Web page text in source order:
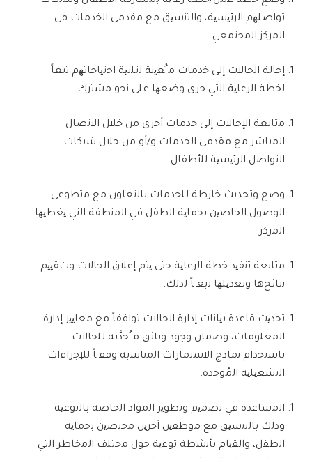
ﺗواﺻﻠﮭم اﻟرﺋﯾﺳﯾﺔ، واﻟﺗﻧﺳﯾﻖ ﻣﻊ ﻣﻘدﻣﻲ اﻟﺧدﻣﺎت ﻓﻲ
اﻟﻣرﻛز اﻟﻣﺟﺗﻣﻌﻲ
إﺣﺎﻟﺔ اﻟﺣﺎﻻت إﻟﻰ ﺧدﻣﺎت ﻣ ُﻌﯾﻧﺔ ﻟﺗﻠﺑﯾﺔ اﺣﺗﯾﺎﺟﺎﺗﮭم ﺗﺑﻌﺎً
ﻟﺧطﺔ اﻟرﻋﺎﯾﺔ اﻟﺗﻲ ﺟرى وﺿﻌﮭﺎ ﻋﻠﻰ ﻧﺣو ﻣﺷﺗرك.
ﻣﺗﺎﺑﻌﺔ اﻹﺣﺎﻻت إﻟﻰ ﺧدﻣﺎت أﺧرى ﻣن ﺧﻼل اﻻﺗﺻﺎل
اﻟﻣﺑﺎﺷر ﻣﻊ ﻣﻘدﻣﻲ اﻟﺧدﻣﺎت و/أو ﻣن ﺧﻼل ﺷﺑﻛﺎت
اﻟﺗواﺻل اﻟرﺋﯾﺳﯾﺔ ﻟﻸطﻔﺎل
وﺿﻊ وتحديث ﺧﺎرطﺔ ﻟﻠﺧدﻣﺎت ﺑﺎﻟﺗﻌﺎون ﻣﻊ ﻣﺗطوﻋﻲ
اﻟوﺻول اﻟﺧﺎﺻﯾن ﺑﺣﻣﺎﯾﺔ اﻟطﻔل ﻓﻲ اﻟﻣﻧطﻘﺔ اﻟﺗﻲ ﯾﻐطﯾﮭﺎ
اﻟﻣرﻛز
ﻣﺗﺎﺑﻌﺔ ﺗﻧﻔﯾذ ﺧطﺔ اﻟرﻋﺎﯾﺔ ﺣﺗﻰ ﯾﺗم إﻏﻼق اﻟﺣﺎﻻت وتﻘﯾﯾم
ﻧﺗﺎﺋﺞها وﺗﻌدﯾﻠﮭﺎ ﺗﺑﻌ ﺎً ﻟذﻟك.
ﺗﺣدﯾث ﻗﺎﻋدة ﺑﯾﺎﻧﺎت إدارة اﻟﺣﺎﻻت ﺗواﻓﻘﺎً ﻣﻊ ﻣﻌﺎﯾﯾر إدارة
اﻟﻣﻌﻠوﻣﺎت، وﺿﻣﺎن وﺟود وﺛﺎﺋﻖ ﻣ ُﺣدﱠﺛﺔ ﻟﻠﺣﺎﻻت
ﺑﺎﺳﺗﺧدام ﻧﻣﺎذج اﻻﺳﺗﻣﺎرات اﻟﻣﻧﺎﺳﺑﺔ وﻓﻘ ﺎً ﻟﻺﺟراءات
اﻟﺗﺷﻐﯾﻠﯾﺔ اﻟﻣُوﺣدة.
اﻟﻣﺳﺎﻋدة ﻓﻲ ﺗﺻﻣﯾم وﺗطوﯾر اﻟﻣواد اﻟﺧﺎﺻﺔ ﺑﺎﻟﺗوﻋﯾﺔ
وذﻟك ﺑﺎﻟﺗﻧﺳﯾﻖ ﻣﻊ ﻣوظﻔﯾن آﺧرﯾن ﻣﺧﺗﺻﯾن ﺑﺣﻣﺎﯾﺔ
اﻟطﻔل، واﻟﻘﯾﺎم ﺑﺄﻧﺷطﺔ ﺗوﻋﯾﺔ ﺣول ﻣﺧﺗﻠف اﻟﻣﺧﺎطر اﻟﺗﻲ